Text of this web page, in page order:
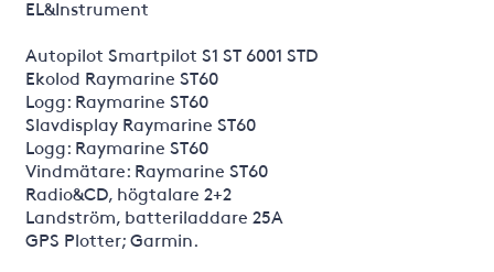
EL&Instrument
Autopilot Smartpilot S1 ST 6001 STD
Ekolod Raymarine ST60
Logg: Raymarine ST60
Slavdisplay Raymarine ST60
Logg: Raymarine ST60
Vindmätare: Raymarine ST60
Radio&CD, högtalare 2+2
Landström, batteriladdare 25A
GPS Plotter; Garmin.